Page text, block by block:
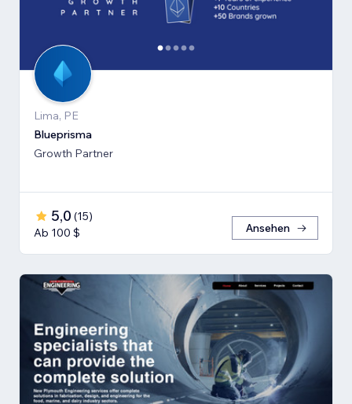
Lima, PE
Blueprisma
Growth Partner
5,0 (15)
Ab 100 $
Ansehen